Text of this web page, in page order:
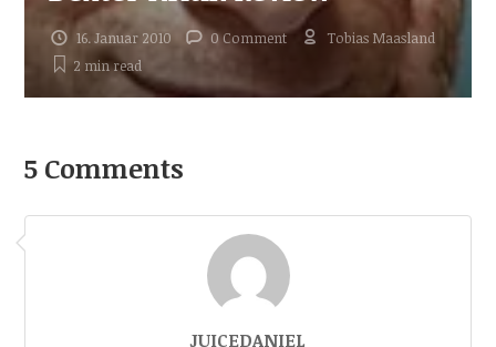
16. Januar 2010 0 Comment
Tobias Maasland
2 minread
5 Comments
JUICEDANIEL